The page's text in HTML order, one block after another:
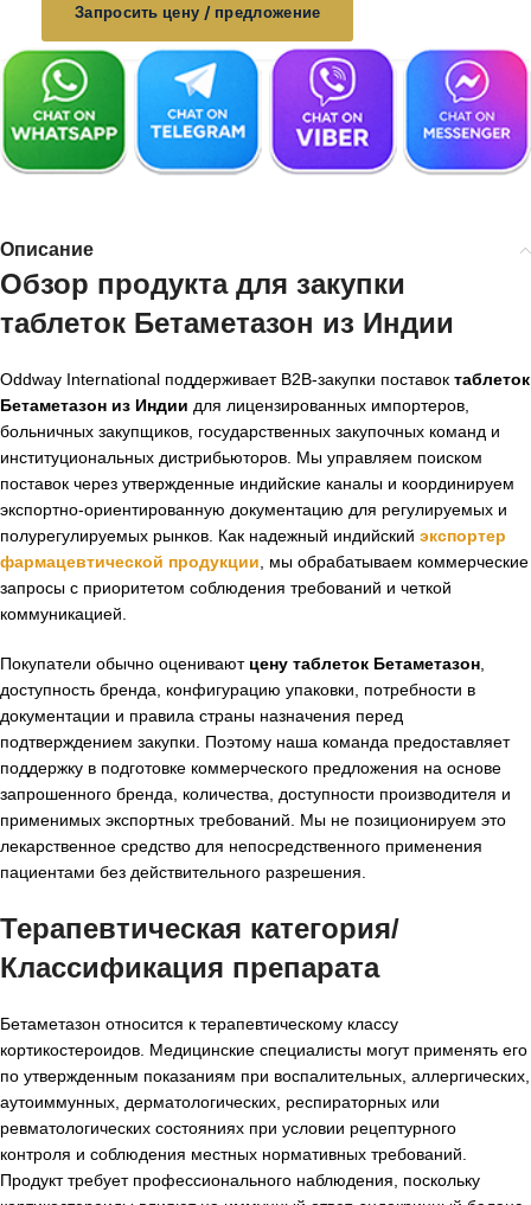
Запросить цену / предложение
Описание
Обзор продукта для закупки
таблеток Бетаметазон из Индии
Oddway International поддерживает B2B-закупки поставок таблеток
Бетаметазон из Индии для лицензированных импортеров,
больничных закупщиков, государственных закупочных команд и
институциональных дистрибьюторов. Мы управляем поиском
поставок через утвержденные индийские каналы и координируем
экспортно-ориентированную документацию для регулируемых и
полурегулируемых рынков. Как надежный индийский экспортер
фармацевтической продукции , мы обрабатываем коммерческие
запросы с приоритетом соблюдения требований и четкой
коммуникацией.
Покупатели обычно оценивают цену таблеток Бетаметазон
доступность бренда, конфигурацию упаковки, потребности в
документации и правила страны назначения перед
подтверждением закупки. Поэтому наша команда предоставляет
поддержку в подготовке коммерческого предложения на основе
запрошенного бренда, количества, доступности производителя и
применимых экспортных требований. Мы не позиционируем это
лекарственное средство для непосредственного применения
пациентами без действительного разрешения.
Терапевтическая категория/
Классификация препарата
Бетаметазон относится к терапевтическому классу
кортикостероидов. Медицинские специалисты могут применять его
по утвержденным показаниям при воспалительных, аллергических,
аутоиммунных, дерматологических, респираторных или
ревматологических состояниях при условии рецептурного
контроля и соблюдения местных нормативных требований.
Продукт требует профессионального наблюдения, поскольку